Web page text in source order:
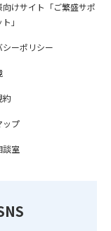
向けサイト「ご繁盛サポ
」
シーポリシー
約
ップ
談室